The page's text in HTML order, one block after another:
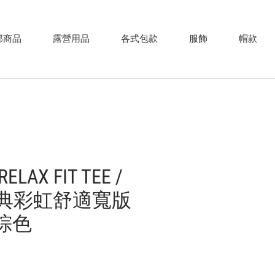
商品 露營用品 各式包款 服飾 帽款
FIT TEE /
彩虹舒適寬版
色